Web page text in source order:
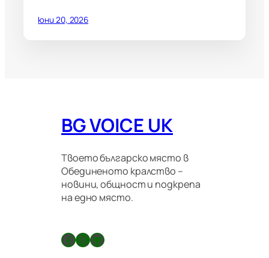
юни 20, 2026
BG VOICE UK
Твоето българско място в
Обединеното кралство –
новини, общност и подкрепа
на едно място.
Facebook X GitHub